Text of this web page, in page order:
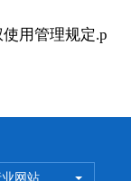
用管理规定.p
网站